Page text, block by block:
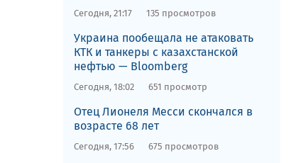
Сегодня, 21:17 135 просмотров
Украина пообещала не атаковать
КТК и танкеры с казахстанской
нефтью — Bloomberg
Сегодня, 18:02 651 просмотр
Отец Лионеля Месси скончался в
возрасте 68 лет
Сегодня, 17:56 675 просмотров